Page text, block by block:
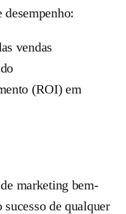
vendas
(ROI) em
marketing bem-
de qualquer